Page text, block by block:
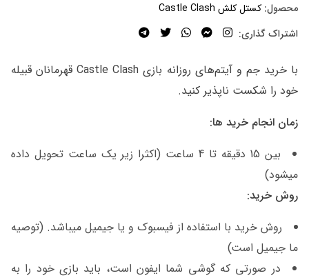
محصول: کستل کلش Castle Clash
اشتراک گذاری:
با خرید جم و آیتم‌های روزانه بازی Castle Clash قهرمانان قبیله
خود را شکست ناپذیر کنید.
زمان انجام خرید ها:
بین 15 دقیقه تا 4 ساعت (اکثرا زیر یک ساعت تحویل داده
میشود)
روش خرید:
روش خرید با استفاده از فیسبوک و یا جیمیل میباشد. (توصیه
ما جیمیل است)
در صورتی که گوشی شما ایفون است، باید بازی خود را به